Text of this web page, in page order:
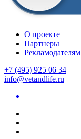
О проекте
Партнеры
Рекламодателям
+7 (495) 925 06 34
info@vetandlife.ru